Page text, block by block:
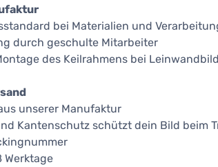
bei Materialien und
durch geschulte Mitarbeiter
des Keilrahmens bei
unserer Manufaktur
Kantenschutz schützt dein Bild beim
Werktage